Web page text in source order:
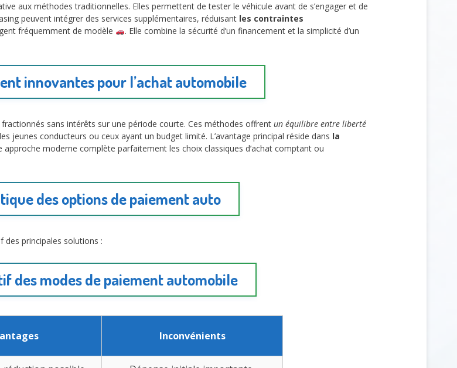
aux méthodes traditionnelles. Elles permettent de tester le véhicule avant de s’engager et de
peuvent intégrer des services supplémentaires, réduisant les contraintes
fréquemment de modèle
. Elle combine la sécurité d’un financement et la simplicité d’un
innovantes pour l’achat automobile
sans intérêts sur une période courte. Ces méthodes offrent un équilibre entre liberté
jeunes conducteurs ou ceux ayant un budget limité. L’avantage principal réside dans la
approche moderne complète parfaitement les choix classiques d’achat comptant ou
des options de paiement auto
des principales solutions :
des modes de paiement automobile
Inconvénients